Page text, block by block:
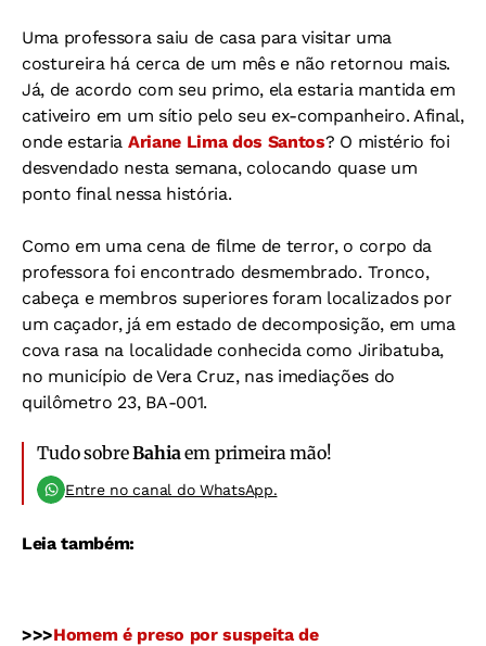
Uma professora saiu de casa para visitar uma
costureira há cerca de um mês e não retornou mais.
Já, de acordo com seu primo, ela estaria mantida em
cativeiro em um sítio pelo seu ex-companheiro. Afinal,
onde estaria Ariane Lima dos Santos? O mistério foi
desvendado nesta semana, colocando quase um
ponto final nessa história.
Como em uma cena de filme de terror, o corpo da
professora foi encontrado desmembrado. Tronco,
cabeça e membros superiores foram localizados por
um caçador, já em estado de decomposição, em uma
cova rasa na localidade conhecida como Jiribatuba,
no município de Vera Cruz, nas imediações do
quilômetro 23, BA-001.
Tudo sobreBahia em primeira mão!
Entre no canal do WhatsApp.
Leia também:
>>>Homem é preso por suspeita de